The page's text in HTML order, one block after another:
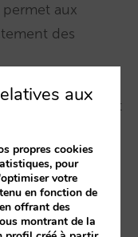
aux
des
investissent
pour être
résoudront le «
là, le MCP
étapes de
aux
propres cookies
pour
votre
en fonction de
offrant des
montrant de la